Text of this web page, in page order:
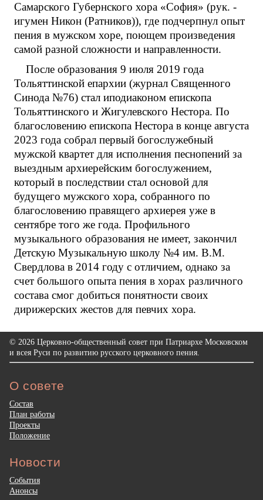
Самарского Губернского хора «София» (рук. -
игумен Никон (Ратников)), где подчерпнул опыт
пения в мужском хоре, поющем произведения
самой разной сложности и направленности.
После образования 9 июля 2019 года
Тольяттинской епархии (журнал Священного
Синода №76) стал иподиаконом епископа
Тольяттинского и Жигулевского Нестора. По
благословению епископа Нестора в конце августа
2023 года собрал первый богослужебный
мужской квартет для исполнения песнопений за
выездным архиерейским богослужением,
который в последствии стал основой для
будущего мужского хора, собранного по
благословению правящего архиерея уже в
сентябре того же года. Профильного
музыкального образования не имеет, закончил
Детскую Музыкальную школу №4 им. В.М.
Свердлова в 2014 году с отличием, однако за
счет большого опыта пения в хорах различного
состава смог добиться понятности своих
дирижерских жестов для певчих хора.
© 2026 Церковно-общественный совет при Патриархе Московском
и всея Руси по развитию русского церковного пения.
О совете
Состав
План работы
Проекты
Положение
Новости
События
Анонсы